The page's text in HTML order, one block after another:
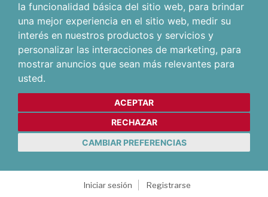
la funcionalidad básica del sitio web, para brindar
una mejor experiencia en el sitio web, medir su
interés en nuestros productos y servicios y
personalizar las interacciones de marketing, para
mostrar anuncios que sean más relevantes para
usted.
ACEPTAR
RECHAZAR
CAMBIAR PREFERENCIAS
Iniciar sesión
Registrarse